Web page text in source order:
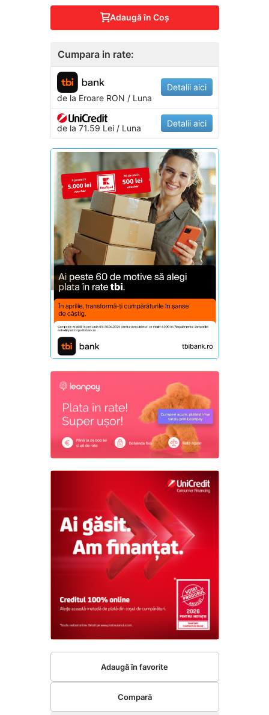
Adaugă în Coş
Cumpara in rate:
de la EroareRON / Luna
Detalii aici
de la 71.59 Lei / Luna Detalii aici
Adaugă în favorite
Compară